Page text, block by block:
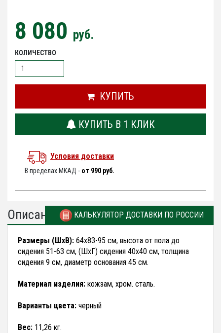
8 080 руб.
КОЛИЧЕСТВО
КУПИТЬ
КУПИТЬ В 1 КЛИК
Условия доставки
В пределах МКАД - от 990 руб.
Описание КАЛЬКУЛЯТОР ДОСТАВКИ ПО РОССИИ
Размеры (ШхВ): 64х83-95 см, высота от пола до
сидения 51-63 см, (ШхГ) сидения 40х40 см, толщина
сидения 9 см, диаметр основания 45 см.
Материал изделия: кожзам, хром. сталь.
Варианты цвета: черный
Вес: 11,26 кг.